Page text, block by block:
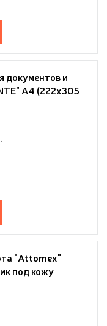
документов и
A4 (222x305
прозрачная
"Attomex"
под кожу
ПВХ клапаны с
и сим карты,